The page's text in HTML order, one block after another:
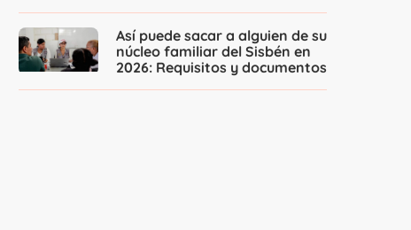
Así puede sacar a alguien de su
núcleo familiar del Sisbén en
2026: Requisitos y documentos